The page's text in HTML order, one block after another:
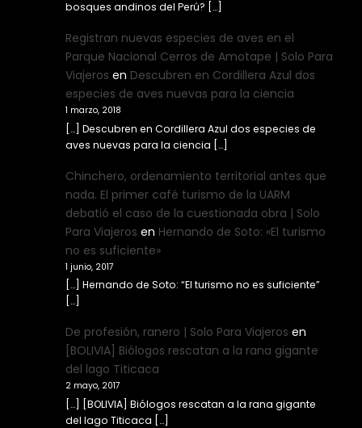
bosques andinos del Perú? […]
Registran nuevas especies de aves en el
Parque Nacional Cerros de Amotape | Solo Para
Viajeros en Descubren en Cordillera Azul dos
especies de aves nuevas para la ciencia
1 marzo, 2018
[…] Descubren en Cordillera Azul dos especies de
aves nuevas para la ciencia […]
Chinchero, ordenamiento territorial antes que
nada. El primer café turismo de la UARM
debatió el caso de la cuestionada obra | Solo
Para Viajeros en Hernando de Soto: «El turismo
no es suficiente»
1 junio, 2017
[…] Hernando de Soto: “El turismo no es suficiente”
[…]
De profesión, ranero | Solo Para Viajeros en
[BOLIVIA] Biólogos rescatan a la rana gigante
del lago Titicaca
2 mayo, 2017
[…] [BOLIVIA] Biólogos rescatan a la rana gigante
del lago Titicaca […]